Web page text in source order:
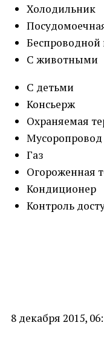
Холодильник
Беспроводной
С животными
С детьми
Консьерж
Охраняемая
Мусоропровод
Газ
Огороженная
Кондиционер
Контроль
8 декабря 2015,